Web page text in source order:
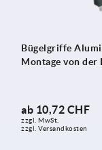
Bügelgriffe
Montage von der
ab 10,72 CHF
zzgl. MwSt.
zzgl. Versandkosten